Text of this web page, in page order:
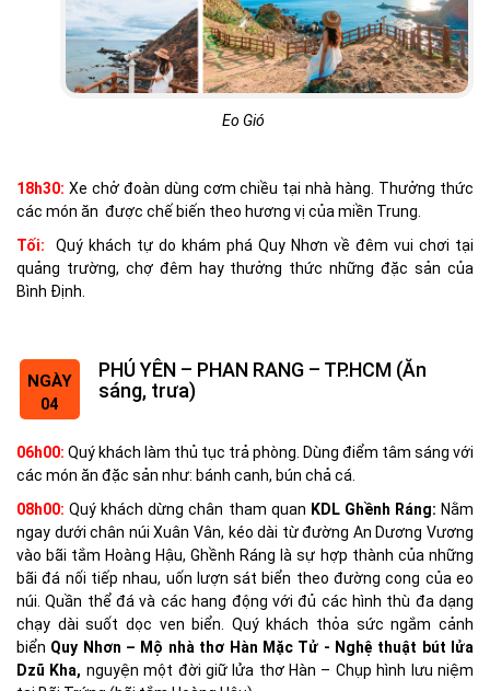
Eo Gió
18h30: Xe chở đoàn dùng cơm chiều tại nhà hàng. Thưởng thức
các món ăn được chế biến theo hương vị của miền Trung.
Tối: Quý khách tự do khám phá Quy Nhơn về đêm vui chơi tại
quảng trường, chợ đêm hay thưởng thức những đặc sản của
Bình Định.
NGÀY
04
PHÚ YÊN – PHAN RANG – TP.HCM (Ăn
sáng, trưa)
06h00: Quý khách làm thủ tục trả phòng. Dùng điểm tâm sáng với
các món ăn đặc sản như: bánh canh, bún chả cá.
08h00: Quý khách dừng chân tham quan KDL Ghềnh Ráng: Nằm
ngay dưới chân núi Xuân Vân, kéo dài từ đường An Dương Vương
vào bãi tắm Hoàng Hậu, Ghềnh Ráng là sự hợp thành của những
bãi đá nối tiếp nhau, uốn lượn sát biển theo đường cong của eo
núi. Quần thể đá và các hang động với đủ các hình thù đa dạng
chạy dài suốt dọc ven biển. Quý khách thỏa sức ngắm cảnh
biển Quy Nhơn – Mộ nhà thơ Hàn Mặc Tử - Nghệ thuật bút lửa
Dzũ Kha, nguyện một đời giữ lửa thơ Hàn – Chụp hình lưu niệm